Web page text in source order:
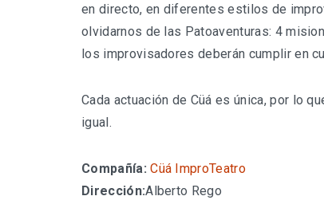
en directo, en diferentes estilos de
olvidarnos de las Patoaventuras: 4
los improvisadores deberán cumplir en
Cada actuación de Cüá es única, por lo
igual.
Compañía: Cüá ImproTeatro
Dirección:Alberto Rego